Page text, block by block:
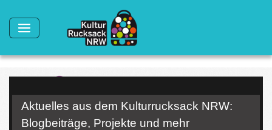
Aktuelles aus dem Kulturrucksack NRW:
Blogbeiträge, Projekte und mehr